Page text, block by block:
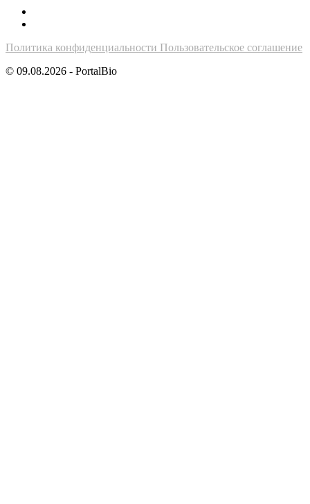
Политика конфиденциальности Пользовательское соглашение
© 09.08.2026 - PortalBio